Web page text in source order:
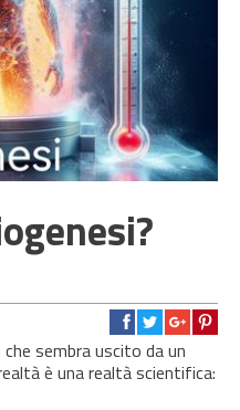
sembra uscito da un
è una realtà scientifica: